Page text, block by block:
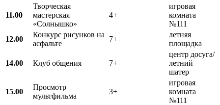
11.00
Творческая
мастерская
«Солнышко»
4+
игровая
комната
№111
12.00
Конкурс рисунков на
асфальте
7+
летняя
площадка
14.00 Клуб общения 7+
центр досуга/
летний
шатер
15.00
Просмотр
мультфильма
3+
игровая
комната
№111